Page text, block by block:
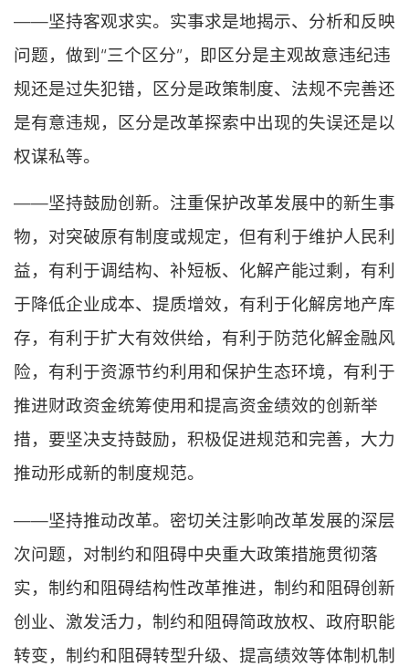
——坚持客观求实。实事求是地揭示、分析和反映
问题，做到“三个区分”，即区分是主观故意违纪违
规还是过失犯错，区分是政策制度、法规不完善还
是有意违规，区分是改革探索中出现的失误还是以
权谋私等。
——坚持鼓励创新。注重保护改革发展中的新生事
物，对突破原有制度或规定，但有利于维护人民利
益，有利于调结构、补短板、化解产能过剩，有利
于降低企业成本、提质增效，有利于化解房地产库
存，有利于扩大有效供给，有利于防范化解金融风
险，有利于资源节约利用和保护生态环境，有利于
推进财政资金统筹使用和提高资金绩效的创新举
措，要坚决支持鼓励，积极促进规范和完善，大力
推动形成新的制度规范。
——坚持推动改革。密切关注影响改革发展的深层
次问题，对制约和阻碍中央重大政策措施贯彻落
实，制约和阻碍结构性改革推进，制约和阻碍创新
创业、激发活力，制约和阻碍简政放权、政府职能
转变，制约和阻碍转型升级、提高绩效等体制机制